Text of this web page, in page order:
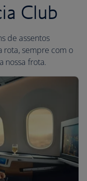
Club
de assentos
rota, sempre com o
nossa frota.